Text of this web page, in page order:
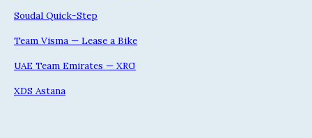
Soudal Quick-Step
Team Visma — Lease a Bike
UAE Team Emirates — XRG
XDS Astana